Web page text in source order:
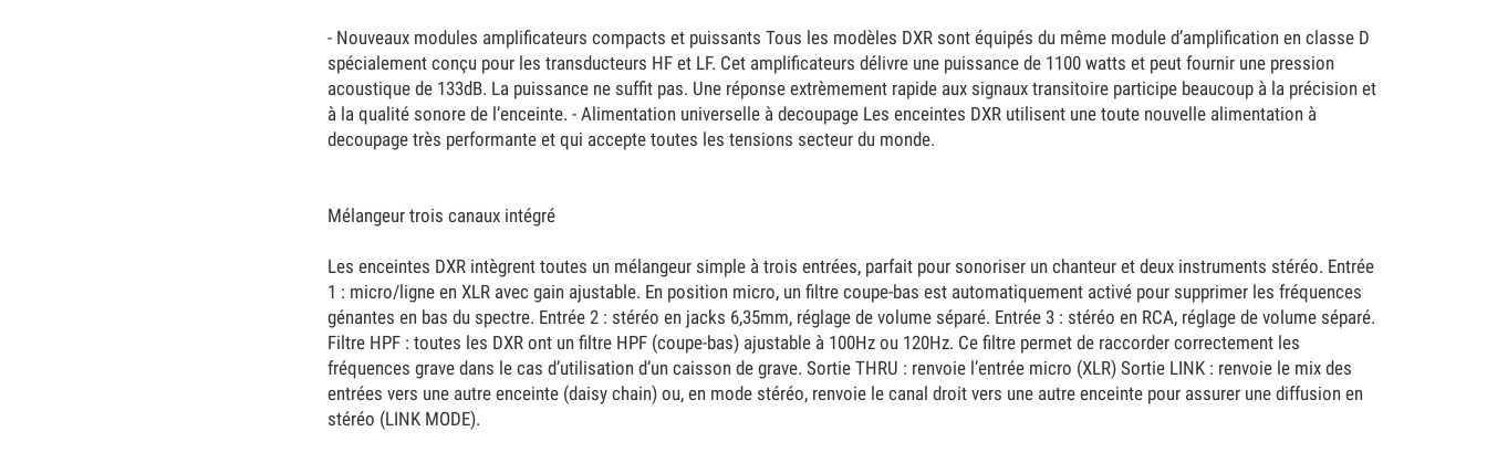
- Nouveaux modules amplificateurs compacts et puissants Tous les modèles DXR sont équipés du même module d’amplification en classe D
spécialement conçu pour les transducteurs HF et LF. Cet amplificateurs délivre une puissance de 1100 watts et peut fournir une pression
acoustique de 133dB. La puissance ne suffit pas. Une réponse extrèmement rapide aux signaux transitoire participe beaucoup à la précision et
à la qualité sonore de l’enceinte. - Alimentation universelle à decoupage Les enceintes DXR utilisent une toute nouvelle alimentation à
decoupage très performante et qui accepte toutes les tensions secteur du monde.
Mélangeur trois canaux intégré
Les enceintes DXR intègrent toutes un mélangeur simple à trois entrées, parfait pour sonoriser un chanteur et deux instruments stéréo. Entrée
1 : micro/ligne en XLR avec gain ajustable. En position micro, un filtre coupe-bas est automatiquement activé pour supprimer les fréquences
génantes en bas du spectre. Entrée 2 : stéréo en jacks 6,35mm, réglage de volume séparé. Entrée 3 : stéréo en RCA, réglage de volume séparé.
Filtre HPF : toutes les DXR ont un filtre HPF (coupe-bas) ajustable à 100Hz ou 120Hz. Ce filtre permet de raccorder correctement les
fréquences grave dans le cas d’utilisation d’un caisson de grave. Sortie THRU : renvoie l’entrée micro (XLR) Sortie LINK : renvoie le mix des
entrées vers une autre enceinte (daisy chain) ou, en mode stéréo, renvoie le canal droit vers une autre enceinte pour assurer une diffusion en
stéréo (LINK MODE).